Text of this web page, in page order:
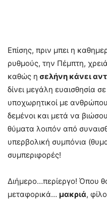
Επίσης, πριν μπει η
ρυθμούς, την Πέμπτη,
καθώς η σελήνη κάνει
δίνει μεγάλη ευαισθησία
υποχωρητικοί με
δεμένοι και μετά να
θύματα λοιπόν από
υπερβολική συμπόνια
συμπεριφορές!
Διήμερο…περίεργο! Όπου
μεταφορικά… μακριά,